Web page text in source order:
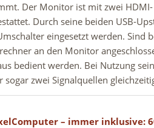
Der Monitor ist mit zwei
Durch seine beiden USB-
eingesetzt werden. Sind
an den Monitor
bedient werden. Bei Nutzung
sogar zwei Signalquellen
– immer inklusive: